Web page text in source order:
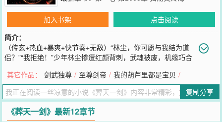
加入书架
点击阅读
简介：
（传玄+热血+暴爽+快节奏+无敌）“林尘，你可愿与我结为道
侣？”“我拒绝！”少年林尘惨遭红颜背刺，武魂被废，机缘巧合
猛，予取予求，林尘被迫沦为炉鼎！绝望之际，林尘觉醒至尊神龙武
魂，收获绝世神剑，从此逆天改命，剑武双修，万界独尊！一剑在
手，任你漫天仙魔，我自一剑斩之！原书名《剑武独尊》
您要是觉得《葬天一剑 》还不错的话请不要忘记向您QQ群和微博微信
里的朋友推荐哦！
其它作品： 剑武独尊 / 至尊剑帝 / 我的葫芦里都是宝贝 /
复制分享
《葬天一剑》最新12章节